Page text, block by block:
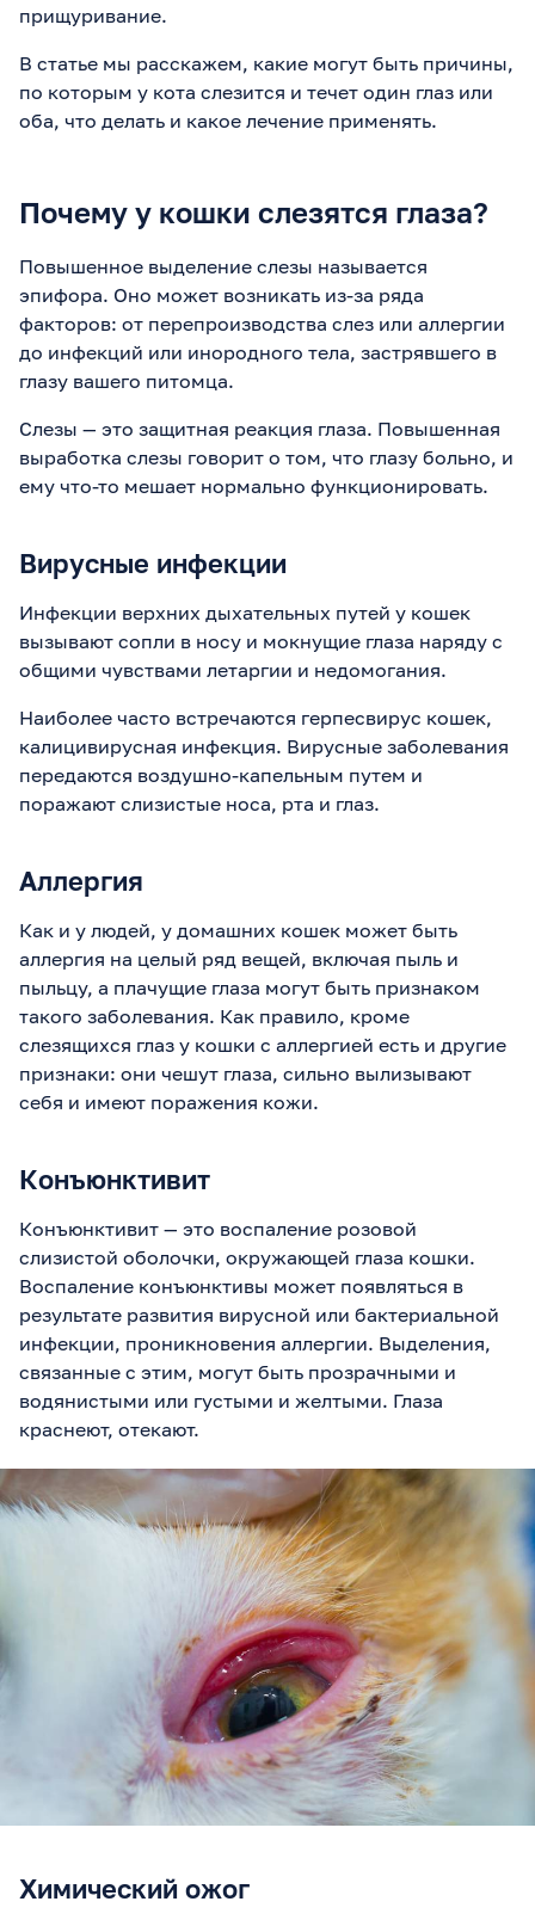
прищуривание.
В статье мы расскажем, какие могут быть причины,
по которым у кота слезится и течет один глаз или
оба, что делать и какое лечение применять.
Почему у кошки слезятся глаза?
Повышенное выделение слезы называется
эпифора. Оно может возникать из-за ряда
факторов: от перепроизводства слез или аллергии
до инфекций или инородного тела, застрявшего в
глазу вашего питомца.
Слезы — это защитная реакция глаза. Повышенная
выработка слезы говорит о том, что глазу больно, и
ему что-то мешает нормально функционировать.
Вирусные инфекции
Инфекции верхних дыхательных путей у кошек
вызывают сопли в носу и мокнущие глаза наряду с
общими чувствами летаргии и недомогания.
Наиболее часто встречаются герпесвирус кошек,
калицивирусная инфекция. Вирусные заболевания
передаются воздушно-капельным путем и
поражают слизистые носа, рта и глаз.
Аллергия
Как и у людей, у домашних кошек может быть
аллергия на целый ряд вещей, включая пыль и
пыльцу, а плачущие глаза могут быть признаком
такого заболевания. Как правило, кроме
слезящихся глаз у кошки с аллергией есть и другие
признаки: они чешут глаза, сильно вылизывают
себя и имеют поражения кожи.
Конъюнктивит
Конъюнктивит — это воспаление розовой
слизистой оболочки, окружающей глаза кошки.
Воспаление конъюнктивы может появляться в
результате развития вирусной или бактериальной
инфекции, проникновения аллергии. Выделения,
связанные с этим, могут быть прозрачными и
водянистыми или густыми и желтыми. Глаза
краснеют, отекают.
Химический ожог